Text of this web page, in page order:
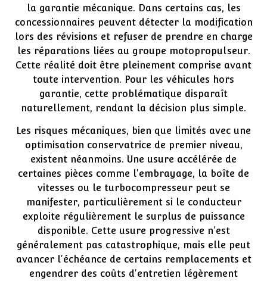
la garantie mécanique. Dans certains cas, les
concessionnaires peuvent détecter la modification
lors des révisions et refuser de prendre en charge
les réparations liées au groupe motopropulseur.
Cette réalité doit être pleinement comprise avant
toute intervention. Pour les véhicules hors
garantie, cette problématique disparaît
naturellement, rendant la décision plus simple.
Les risques mécaniques, bien que limités avec une
optimisation conservatrice de premier niveau,
existent néanmoins. Une usure accélérée de
certaines pièces comme l'embrayage, la boîte de
vitesses ou le turbocompresseur peut se
manifester, particulièrement si le conducteur
exploite régulièrement le surplus de puissance
disponible. Cette usure progressive n'est
généralement pas catastrophique, mais elle peut
avancer l'échéance de certains remplacements et
engendrer des coûts d'entretien légèrement